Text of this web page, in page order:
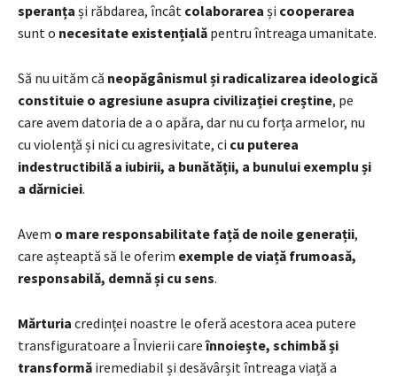
speranța și răbdarea, încât colaborarea și cooperarea
sunt o necesitate existențială pentru întreaga umanitate.
Să nu uităm că neopăgânismul și radicalizarea ideologică
constituie o agresiune asupra civilizației creștine, pe
care avem datoria de a o apăra, dar nu cu forța armelor, nu
cu violență și nici cu agresivitate, ci cu puterea
indestructibilă a iubirii, a bunătății, a bunului exemplu și
a dărniciei.
Avem o mare responsabilitate față de noile generații,
care așteaptă să le oferim exemple de viață frumoasă,
responsabilă, demnă și cu sens.
Mărturia credinței noastre le oferă acestora acea putere
transfiguratoare a Învierii careînnoiește, schimbă și
transformă iremediabil și desăvârșit întreaga viață a